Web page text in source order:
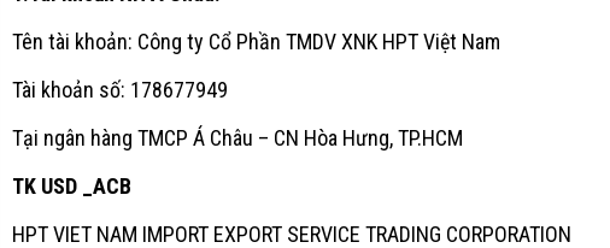
Tên tài khoản: Công ty Cổ Phần TMDV XNK HPT Việt Nam
Tài khoản số: 178677949
Tại ngân hàng TMCP Á Châu – CN Hòa Hưng, TP.HCM
TK USD _ACB
HPT VIET NAM IMPORT EXPORT SERVICE TRADING CORPORATION